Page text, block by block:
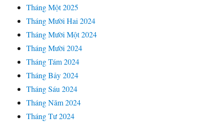
Tháng Một 2025
Tháng Mười Hai 2024
Tháng Mười Một 2024
Tháng Mười 2024
Tháng Tám 2024
Tháng Bảy 2024
Tháng Sáu 2024
Tháng Năm 2024
Tháng Tư 2024